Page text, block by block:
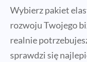
Wybierz pakiet
rozwoju Twojego
realnie
sprawdzi się